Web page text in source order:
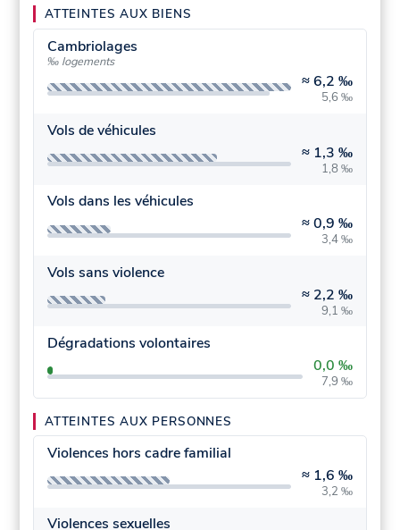
ATTEINTES AUX BIENS
Cambriolages
‰ logements
≈6,2 ‰
5,6 ‰
Vols de véhicules
≈ 1,3 ‰
1,8 ‰
Vols dans les véhicules
≈0,9 ‰
3,4 ‰
Vols sans violence
≈ 2,2 ‰
9,1 ‰
Dégradations volontaires
0,0 ‰
7,9 ‰
ATTEINTES AUX PERSONNES
Violences hors cadre familial
≈ 1,6 ‰
3,2 ‰
Violences sexuelles